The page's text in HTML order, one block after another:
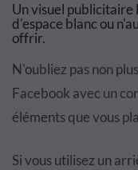
Un visuel
d'espace blanc ou
offrir.
N'oubliez pas non
Facebook avec un
éléments que vous
Si vous utilisez un